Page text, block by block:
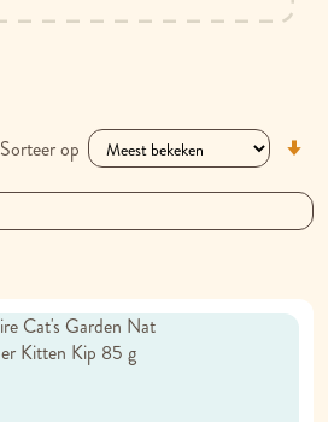
Sorteer op